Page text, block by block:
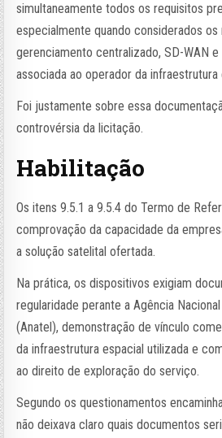
simultaneamente todos os requisitos
especialmente quando considerados
gerenciamento centralizado, SD-WAN
associada ao operador da infraestrutura
Foi justamente sobre essa
controvérsia da licitação.
Habilitação
Os itens 9.5.1 a 9.5.4 do Termo de
comprovação da capacidade da
a solução satelital ofertada.
Na prática, os dispositivos exigiam
regularidade perante a Agência
(Anatel), demonstração de vínculo
da infraestrutura espacial utilizada e
ao direito de exploração do serviço.
Segundo os questionamentos
não deixava claro quais documentos